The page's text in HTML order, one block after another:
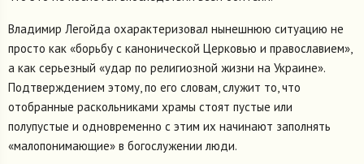
Владимир Легойда охарактеризовал нынешнюю ситуацию не
просто как «борьбу с канонической Церковью и православием»,
а как серьезный «удар по религиозной жизни на Украине».
Подтверждением этому, по его словам, служит то, что
отобранные раскольниками храмы стоят пустые или
полупустые и одновременно с этим их начинают заполнять
«малопонимающие» в богослужении люди.